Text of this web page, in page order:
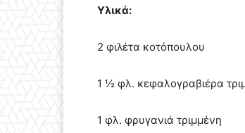
Υλικά:
2 φιλέτα κοτόπουλου
1 ½ φλ. κεφαλογραβιέρα
1 φλ. φρυγανιά τριμμένη